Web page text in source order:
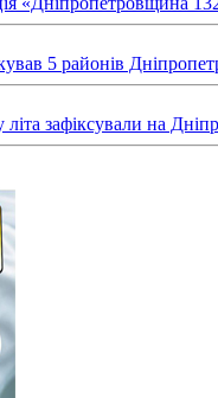
5 районів
зафіксували на